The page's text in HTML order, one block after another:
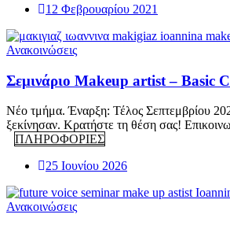
12 Φεβρουαρίου 2021
Ανακοινώσεις
Σεμινάριο Makeup artist – Basic
Νέο τμήμα. Έναρξη: Τέλος Σεπτεμβρίου
ξεκίνησαν. Κρατήστε τη θέση σας!
ΠΛΗΡΟΦΟΡΙΕΣ
25 Ιουνίου 2026
Ανακοινώσεις